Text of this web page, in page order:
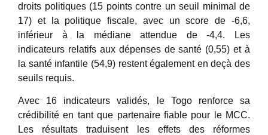
droits politiques (15 points contre un seuil minimal de
17) et la politique fiscale, avec un score de -6,6,
inférieur à la médiane attendue de -4,4. Les
indicateurs relatifs aux dépenses de santé (0,55) et à
la santé infantile (54,9) restent également en deçà des
seuils requis.
Avec 16 indicateurs validés, le Togo renforce sa
crédibilité en tant que partenaire fiable pour le MCC.
Les résultats traduisent les effets des réformes